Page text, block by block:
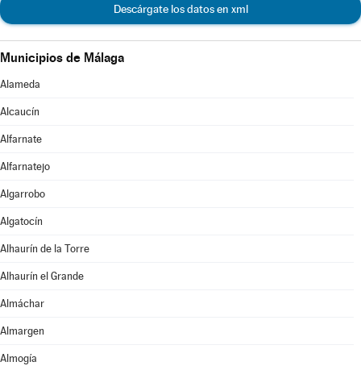
Descárgate los datos en xml
Municipios de Málaga
Alameda
Alcaucín
Alfarnate
Alfarnatejo
Algarrobo
Algatocín
Alhaurín de la Torre
Alhaurín el Grande
Almáchar
Almargen
Almogía